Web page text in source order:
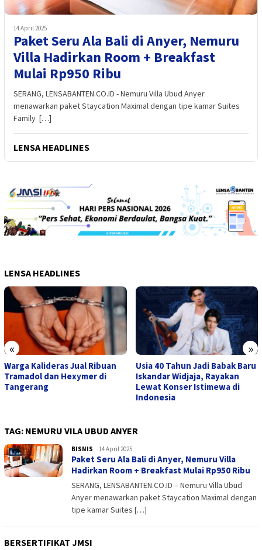
14 April 2025
Paket Seru Ala Bali di Anyer, Nemuru
Villa Hadirkan Room + Breakfast
Mulai Rp950 Ribu
SERANG, LENSABANTEN.CO.ID - Nemuru Villa Ubud Anyer
menawarkan paket Staycation Maximal dengan tipe kamar Suites
Family […]
LENSA HEADLINES
LENSA HEADLINES
« »
Warga Kalideras Jual Ribuan
Tramadol dan Hexymer di
Tangerang
Usia 40 Tahun Jadi Babak Baru
Iskandar Widjaja, Rayakan
Lewat Konser Istimewa di
Indonesia
TAG: NEMURU VILA UBUD ANYER
BISNIS admin
14 April 2025
Paket Seru Ala Bali di Anyer, Nemuru Villa
Hadirkan Room + Breakfast Mulai Rp950 Ribu
SERANG, LENSABANTEN.CO.ID – Nemuru Villa Ubud
Anyer menawarkan paket Staycation Maximal dengan
tipe kamar Suites […]
BERSERTIFIKAT JMSI